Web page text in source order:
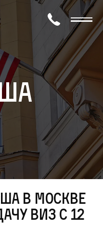
в Москве
виз с 12